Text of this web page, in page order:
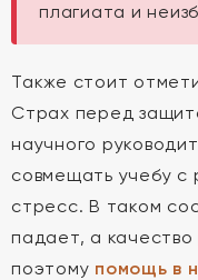
плагиата и
Также стоит
Страх перед
научного
совмещать учебу с
стресс. В таком
падает, а
поэтому помощь в